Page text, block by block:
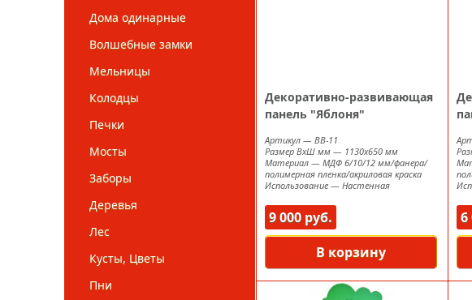
Дома одинарные
Волшебные замки
Мельницы
Колодцы
Печки
Мосты
Заборы
Деревья
Лес
Кусты, Цветы
Пни
Декоративно-развивающая
панель "Яблоня"
Артикул — ВВ-11
Размер ВxШ мм — 1130х650 мм
Материал — МДФ 6/10/12 мм/фанера/
полимерная пленка/акриловая краска
Использование — Настенная
9 000 руб.
В корзину
6